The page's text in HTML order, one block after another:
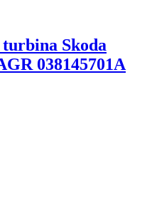
Skoda
038145701A